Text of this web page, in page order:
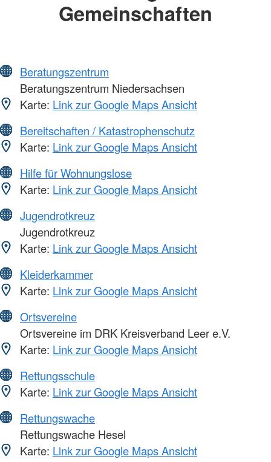
Gemeinschaften
Beratungszentrum
Beratungszentrum Niedersachsen
Karte: Link zur Google Maps Ansicht
Bereitschaften / Katastrophenschutz
Karte: Link zur Google Maps Ansicht
Hilfe für Wohnungslose
Karte: Link zur Google Maps Ansicht
Jugendrotkreuz
Jugendrotkreuz
Karte: Link zur Google Maps Ansicht
Kleiderkammer
Karte: Link zur Google Maps Ansicht
Ortsvereine
Ortsvereine im DRK Kreisverband Leer e.V.
Karte: Link zur Google Maps Ansicht
Rettungsschule
Karte: Link zur Google Maps Ansicht
Rettungswache
Rettungswache Hesel
Karte: Link zur Google Maps Ansicht